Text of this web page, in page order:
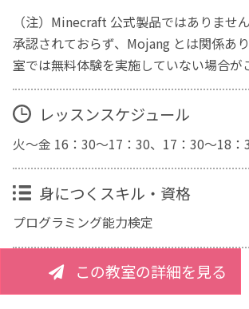
（注）Minecraft 公式製品ではありませ
承認されておらず、Mojang とは関係あ
室では無料体験を実施していない場合が
レッスンスケジュール
火～金 16：30～17：30、17：30～18：
身につくスキル・資格
プログラミング能力検定
この教室の詳細を見る